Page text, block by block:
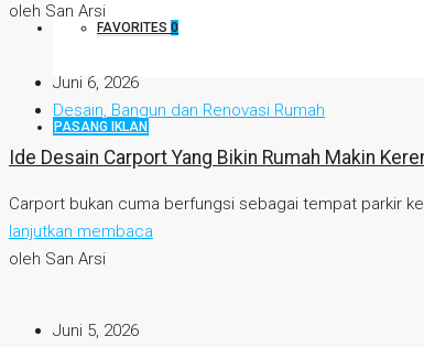
FAVORITES 0
PASANG IKLAN
oleh San Arsi
Juni 6, 2026
Desain, Bangun dan Renovasi Rumah
Ide Desain Carport Yang Bikin Rumah Makin
Carport bukan cuma berfungsi sebagai tempat parkir
lanjutkan membaca
oleh San Arsi
Juni 5, 2026